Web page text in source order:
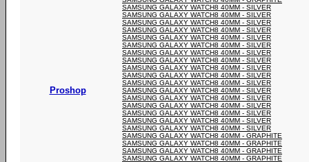
Proshop
SAMSUNG GALAXY WATCH8 40MM - SILVER
SAMSUNG GALAXY WATCH8 40MM - SILVER
SAMSUNG GALAXY WATCH8 40MM - SILVER
SAMSUNG GALAXY WATCH8 40MM - SILVER
SAMSUNG GALAXY WATCH8 40MM - SILVER
SAMSUNG GALAXY WATCH8 40MM - SILVER
SAMSUNG GALAXY WATCH8 40MM - SILVER
SAMSUNG GALAXY WATCH8 40MM - SILVER
SAMSUNG GALAXY WATCH8 40MM - SILVER
SAMSUNG GALAXY WATCH8 40MM - SILVER
SAMSUNG GALAXY WATCH8 40MM - SILVER
SAMSUNG GALAXY WATCH8 40MM - SILVER
SAMSUNG GALAXY WATCH8 40MM - SILVER
SAMSUNG GALAXY WATCH8 40MM - SILVER
SAMSUNG GALAXY WATCH8 40MM - SILVER
SAMSUNG GALAXY WATCH8 40MM - SILVER
SAMSUNG GALAXY WATCH8 40MM - SILVER
SAMSUNG GALAXY WATCH8 40MM - GRAPHITE
SAMSUNG GALAXY WATCH8 40MM - GRAPHITE
SAMSUNG GALAXY WATCH8 40MM - GRAPHITE
SAMSUNG GALAXY WATCH8 40MM - GRAPHITE